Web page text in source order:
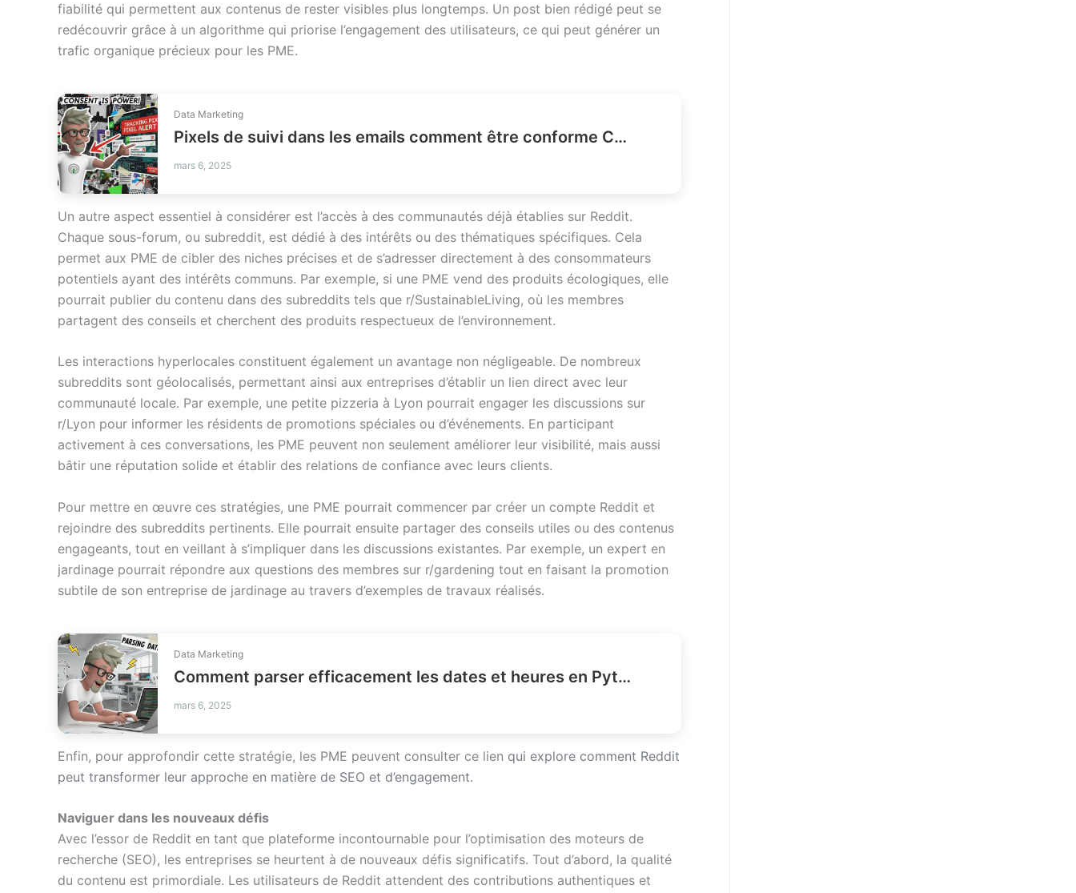
fiabilité qui permettent aux contenus de rester visibles plus longtemps. Un post bien rédigé peut se
redécouvrir grâce à un algorithme qui priorise l’engagement des utilisateurs, ce qui peut générer un
trafic organique précieux pour les PME.
Data Marketing
Pixels de suivi dans les emails comment être conforme CNIL ?
mars 6, 2025
Un autre aspect essentiel à considérer est l’accès à des communautés déjà établies sur Reddit.
Chaque sous-forum, ou subreddit, est dédié à des intérêts ou des thématiques spécifiques. Cela
permet aux PME de cibler des niches précises et de s’adresser directement à des consommateurs
potentiels ayant des intérêts communs. Par exemple, si une PME vend des produits écologiques, elle
pourrait publier du contenu dans des subreddits tels que r/SustainableLiving, où les membres
partagent des conseils et cherchent des produits respectueux de l’environnement.
Les interactions hyperlocales constituent également un avantage non négligeable. De nombreux
subreddits sont géolocalisés, permettant ainsi aux entreprises d’établir un lien direct avec leur
communauté locale. Par exemple, une petite pizzeria à Lyon pourrait engager les discussions sur
r/Lyon pour informer les résidents de promotions spéciales ou d’événements. En participant
activement à ces conversations, les PME peuvent non seulement améliorer leur visibilité, mais aussi
bâtir une réputation solide et établir des relations de confiance avec leurs clients.
Pour mettre en œuvre ces stratégies, une PME pourrait commencer par créer un compte Reddit et
rejoindre des subreddits pertinents. Elle pourrait ensuite partager des conseils utiles ou des contenus
engageants, tout en veillant à s’impliquer dans les discussions existantes. Par exemple, un expert en
jardinage pourrait répondre aux questions des membres sur r/gardening tout en faisant la promotion
subtile de son entreprise de jardinage au travers d’exemples de travaux réalisés.
Data Marketing
Comment parser efficacement les dates et heures en Python ?
mars 6, 2025
Enfin, pour approfondir cette stratégie, les PME peuvent consulter ce lien qui explore comment Reddit
peut transformer leur approche en matière de SEO et d’engagement.
Naviguer dans les nouveaux défis
Avec l’essor de Reddit en tant que plateforme incontournable pour l’optimisation des moteurs de
recherche (SEO), les entreprises se heurtent à de nouveaux défis significatifs. Tout d’abord, la qualité
du contenu est primordiale. Les utilisateurs de Reddit attendent des contributions authentiques et